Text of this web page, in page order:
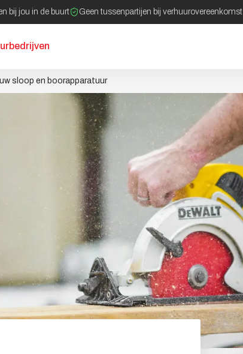
bij jou in de buurt Geen tussenpartijen bij verhuurovereenkomst
sloop en boorapparatuur